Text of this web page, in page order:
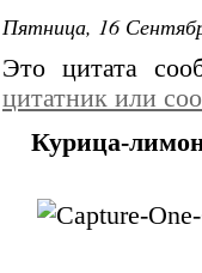
Пятница, 16
Это цитата
цитатник или
Курица-